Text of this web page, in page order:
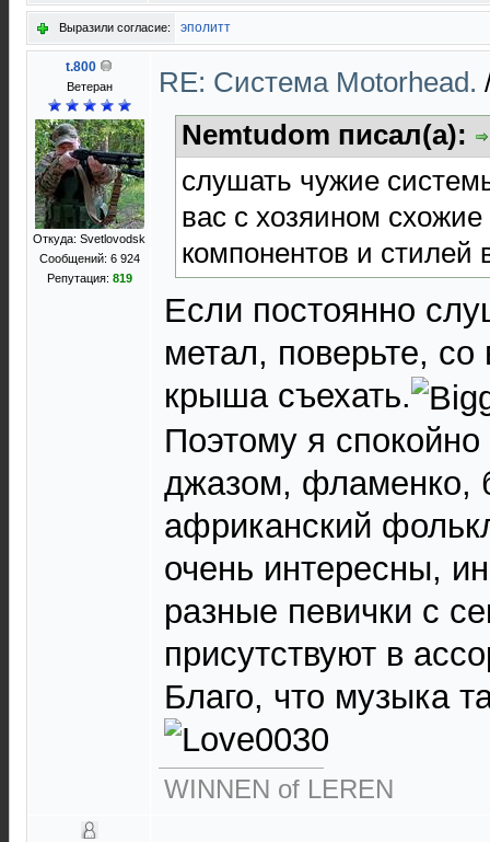
Выразили согласие: эполитт
t.800
Ветеран
Откуда: Svetlovodsk
Сообщений: 6 924
Репутация: 819
RE: Cистема Motorhead.
Nemtudom писал(а):
слушать чужие
вас с хозяином
компонентов и стилей
Если постоянно
метал, поверьте,
крыша съехать.
Поэтому я
джазом, фламенко,
африканский
очень интересны,
разные певички с
присутствуют в
Благо, что музыка
WINNEN of LEREN